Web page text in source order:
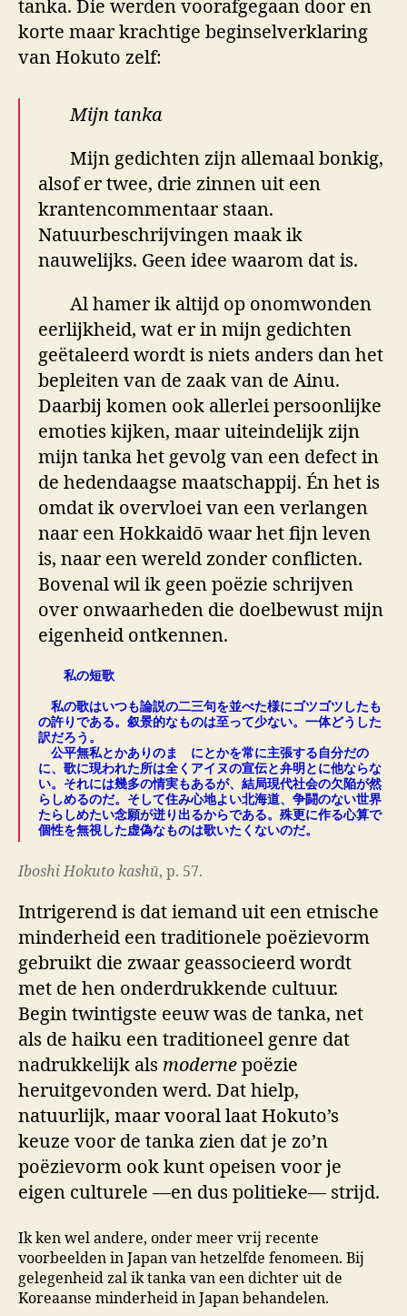
tanka. Die werden voorafgegaan door en
korte maar krachtige beginselverklaring
van Hokuto zelf:
Mijn tanka
Mijn gedichten zijn allemaal bonkig,
alsof er twee, drie zinnen uit een
krantencommentaar staan.
Natuurbeschrijvingen maak ik
nauwelijks. Geen idee waarom dat is.
Al hamer ik altijd op onomwonden
eerlijkheid, wat er in mijn gedichten
geëtaleerd wordt is niets anders dan het
bepleiten van de zaak van de Ainu.
Daarbij komen ook allerlei persoonlijke
emoties kijken, maar uiteindelijk zijn
mijn tanka het gevolg van een defect in
de hedendaagse maatschappij. Én het is
omdat ik overvloei van een verlangen
naar een Hokkaidō waar het fijn leven
is, naar een wereld zonder conflicten.
Bovenal wil ik geen poëzie schrijven
over onwaarheden die doelbewust mijn
eigenheid ontkennen.
私の短歌
私の歌はいつも論説の二三句を並べた様にゴツゴツしたも
の許りである。叙景的なものは至って少ない。一体どうした
訳だろう。
公平無私とかありのまゝにとかを常に主張する自分だの
に、歌に現われた所は全くアイヌの宣伝と弁明とに他ならな
い。それには幾多の情実もあるが、結局現代社会の欠陥が然
らしめるのだ。そして住み心地よい北海道、争闘のない世界
たらしめたい念願が迸り出るからである。殊更に作る心算で
個性を無視した虚偽なものは歌いたくないのだ。
Iboshi Hokuto kashū, p. 57.
Intrigerend is dat iemand uit een etnische
minderheid een traditionele poëzievorm
gebruikt die zwaar geassocieerd wordt
met de hen onderdrukkende cultuur.
Begin twintigste eeuw was de tanka, net
als de haiku een traditioneel genre dat
nadrukkelijk als moderne poëzie
heruitgevonden werd. Dat hielp,
natuurlijk, maar vooral laat Hokuto’s
keuze voor de tanka zien dat je zo’n
poëzievorm ook kunt opeisen voor je
eigen culturele —en dus politieke— strijd.
Ik ken wel andere, onder meer vrij recente
voorbeelden in Japan van hetzelfde fenomeen. Bij
gelegenheid zal ik tanka van een dichter uit de
Koreaanse minderheid in Japan behandelen.